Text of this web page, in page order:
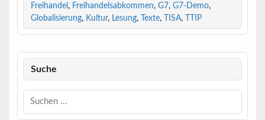
Freihandel , Freihandelsabkommen, G7, G7-Demo,
Globalisierung, Kultur, Lesung, Texte, TISA, TTIP
Suche